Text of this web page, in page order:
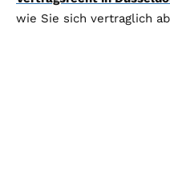
wie Sie sich vertraglich